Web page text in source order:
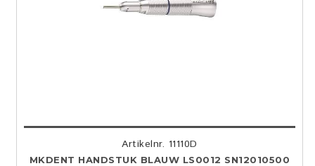
Artikelnr. 11110D
MKDENT HANDSTUK BLAUW LS0012 SN12010500